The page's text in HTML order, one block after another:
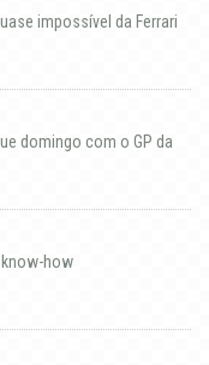
impossível da Ferrari
domingo com o GP da
know-how